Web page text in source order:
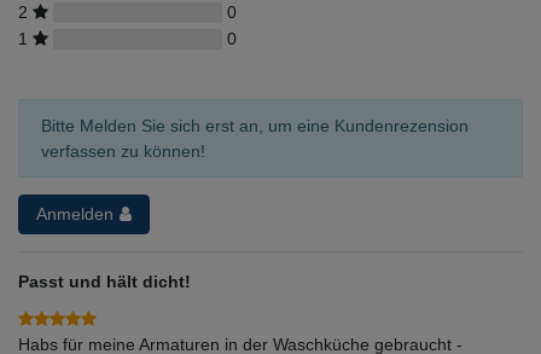
2
0
1
0
Bitte Melden Sie sich erst an, um eine Kundenrezension
verfassen zu können!
Anmelden
Passt und hält dicht!
Habs für meine Armaturen in der Waschküche gebraucht -